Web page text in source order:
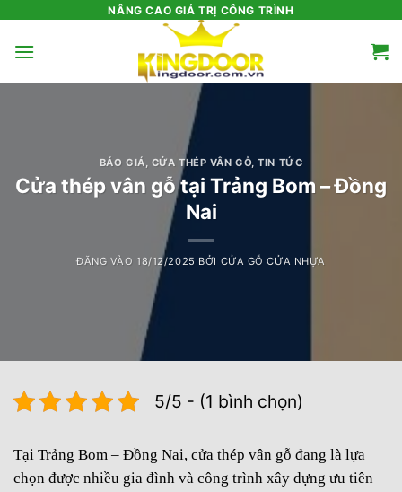
nội
NÂNG CAO GIÁ TRỊ CÔNG TRÌNH
BÁO GIÁ CỬA THÉP VÂN GỖ ,TIN TỨC
Cửa thép vân gỗ tại Trảng Bom – Đồng
Nai
ĐĂNG VÀO18/12/2025 BỞI CỬA GỖ CỬA NHỰA
5/5 - (1 bình chọn)
Tại Trảng Bom – Đồng Nai, cửa thép vân gỗ đang là lựa
chọn được nhiều gia đình và công trình xây dựng ưu tiên